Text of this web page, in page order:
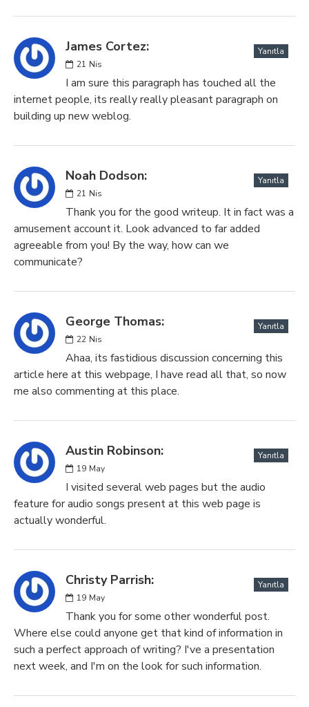
James Cortez:
21 Nis
Yanıtla
I am sure this paragraph has touched all the
internet people, its really really pleasant paragraph on
building up new weblog.
Noah Dodson:
21 Nis
Yanıtla
Thank you for the good writeup. It in fact was a
amusement account it. Look advanced to far added
agreeable from you! By the way, how can we
communicate?
George Thomas:
22 Nis
Yanıtla
Ahaa, its fastidious discussion concerning this
article here at this webpage, I have read all that, so now
me also commenting at this place.
Austin Robinson:
19 May
Yanıtla
I visited several web pages but the audio
feature for audio songs present at this web page is
actually wonderful.
Christy Parrish:
19 May
Yanıtla
Thank you for some other wonderful post.
Where else could anyone get that kind of information in
such a perfect approach of writing? I've a presentation
next week, and I'm on the look for such information.